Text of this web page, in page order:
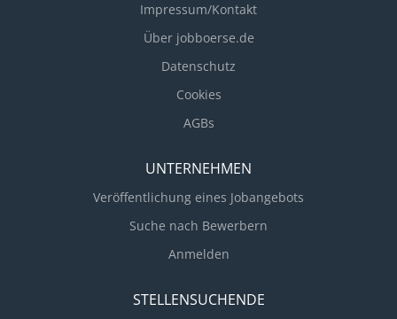
Impressum/Kontakt
Über jobboerse.de
Datenschutz
Cookies
AGBs
UNTERNEHMEN
Veröffentlichung eines Jobangebots
Suche nach Bewerbern
Anmelden
STELLENSUCHENDE